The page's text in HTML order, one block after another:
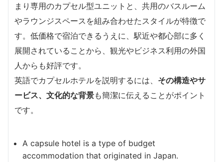
まり専用のカプセル型ユニットと、共用のバスルーム
やラウンジスペースを組み合わせたスタイルが特徴で
す。低価格で宿泊できるうえに、駅近や都心部に多く
展開されていることから、観光やビジネス利用の外国
人からも好評です。
英語でカプセルホテルを説明するには、 その構造やサ
ービス、文化的な背景も簡潔に伝えることがポイント
です。
A capsule hotel is a type of budget
accommodation that originated in Japan.